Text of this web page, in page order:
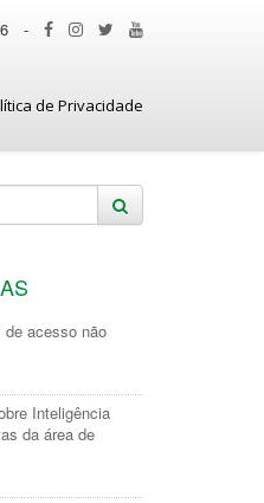
-
de Privacidade
de acesso não
Inteligência
da área de